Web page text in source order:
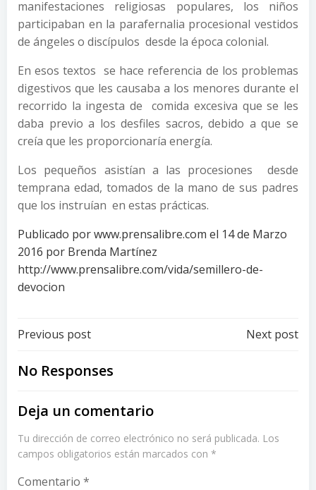
manifestaciones religiosas populares, los niños
participaban en la parafernalia procesional vestidos
de ángeles o discípulos desde la época colonial.
En esos textos se hace referencia de los problemas
digestivos que les causaba a los menores durante el
recorrido la ingesta de comida excesiva que se les
daba previo a los desfiles sacros, debido a que se
creía que les proporcionaría energía.
Los pequeños asistían a las procesiones desde
temprana edad, tomados de la mano de sus padres
que los instruían en estas prácticas.
Publicado por www.prensalibre.com el 14 de Marzo
2016 por Brenda Martínez
http://www.prensalibre.com/vida/semillero-de-
devocion
Post
navigation
Previous post Next post
No Responses
Deja un comentario
Tu dirección de correo electrónico no será publicada. Los
campos obligatorios están marcados con *
Comentario *